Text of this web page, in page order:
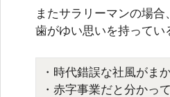
またサラリーマンの場
歯がゆい思いを持って
・時代錯誤な社風がま
・赤字事業だと分かっ